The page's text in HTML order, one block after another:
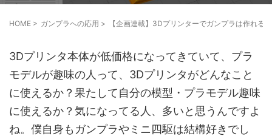
HOME > ガンプラへの応用 > 【企画連載】3Dプリンターでガンプラは作れる
3Dプリンタ本体が低価格になってきていて、プラ
モデルが趣味の人って、3Dプリンタがどんなこと
に使えるか？果たして自分の模型・プラモデル趣味
に使えるか？気になってる人、多いと思うんですよ
ね。僕自身もガンプラやミニ四駆は結構好きでし